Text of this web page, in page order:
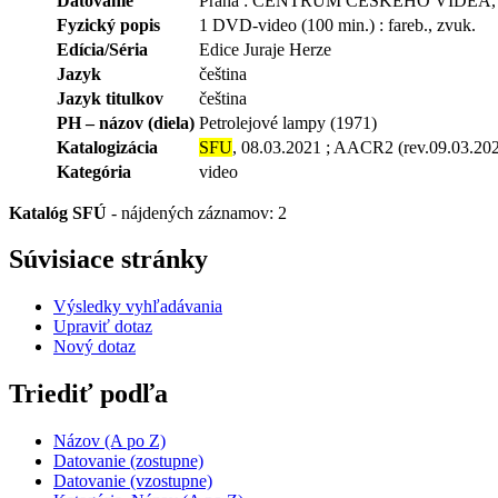
Fyzický popis
1 DVD-video (100 min.) : fareb., zvuk.
Edícia/Séria
Edice Juraje Herze
Jazyk
čeština
Jazyk titulkov
čeština
PH – názov (diela) Petrolejové lampy (1971)
Katalogizácia
SFU, 08.03.2021 ; AACR2
Kategória
video
Katalóg SFÚ - nájdených záznamov: 2
Súvisiace stránky
Výsledky vyhľadávania
Upraviť dotaz
Nový dotaz
Triediť podľa
Názov (A po Z)
Datovanie (zostupne)
Datovanie (vzostupne)